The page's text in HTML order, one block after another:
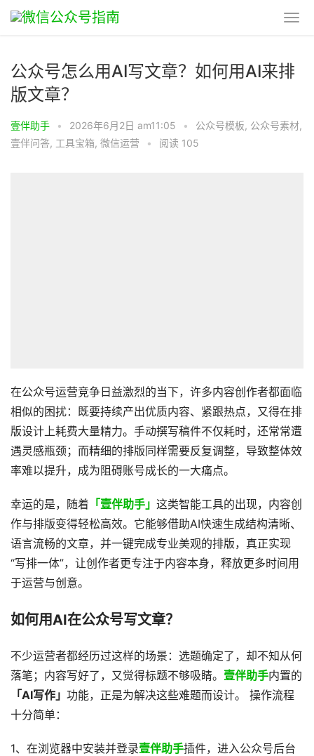
公众号怎么用AI写文章？如何用AI来排
版文章？
壹伴助手 • 2026年6月2日 am11:05 • 公众号模板, 公众号素材,
壹伴问答, 工具宝箱, 微信运营 • 阅读 105
在公众号运营竞争日益激烈的当下，许多内容创作者都面临
相似的困扰：既要持续产出优质内容、紧跟热点，又得在排
版设计上耗费大量精力。手动撰写稿件不仅耗时，还常常遭
遇灵感瓶颈；而精细的排版同样需要反复调整，导致整体效
率难以提升，成为阻碍账号成长的一大痛点。
幸运的是，随着 「壹伴助手」 这类智能工具的出现，内容创
作与排版变得轻松高效。它能够借助AI快速生成结构清晰、
语言流畅的文章，并一键完成专业美观的排版，真正实现
“写排一体”，让创作者更专注于内容本身，释放更多时间用
于运营与创意。
如何用AI在公众号写文章？​
不少运营者都经历过这样的场景：选题确定了，却不知从何
落笔；内容写好了，又觉得标题不够吸睛。 壹伴助手内置的
「AI写作」 功能，正是为解决这些难题而设计。 操作流程
十分简单：
1、在浏览器中安装并登录壹伴助手插件，进入公众号后台